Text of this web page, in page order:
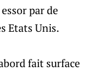
par de
Etats Unis.
fait surface